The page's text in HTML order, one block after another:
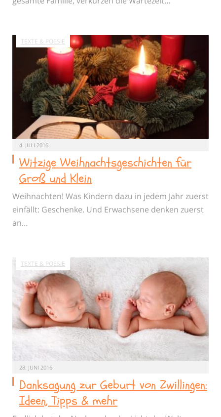
TEXTE & POESIE
4. JULI 2016
Witzige Weihnachtsgeschichten für
Groß und Klein
Weihnachten! Was Kindern dazu in jedem Jahr zuerst
einfällt: Geschenke. Und Erwachsene denken zuerst
an…
TEXTE & POESIE
28. JUNI 2016
Danksagung zur Geburt von Zwillingen:
Ideen, Tipps & mehr